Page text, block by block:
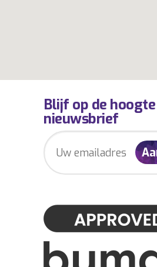
Blijf op de
nieuwsbrief